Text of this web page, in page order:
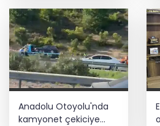
Anadolu Otoyolu'nda
kamyonet çekiciye